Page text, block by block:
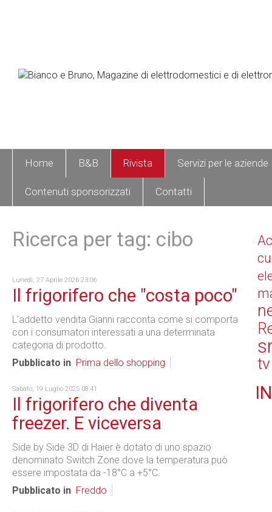
Home B&B Rivista Servizi per le aziende
Contenuti sponsorizzati Contatti
Ricerca per tag: cibo
Lunedì, 27 Aprile 2026 23:06
Il frigorifero che "costa poco"
L'addetto vendita Gianni racconta come si comporta
con i consumatori interessati a una determinata
categoria di prodotto.
Pubblicato in Prima dello shopping
Sabato, 19 Luglio 2025 08:41
Il frigorifero che diventa
freezer. E viceversa
Side by Side 3D di Haier è dotato di uno spazio
denominato Switch Zone dove la temperatura può
essere impostata da -18°C a +5°C.
Pubblicato in Freddo
tv
IN